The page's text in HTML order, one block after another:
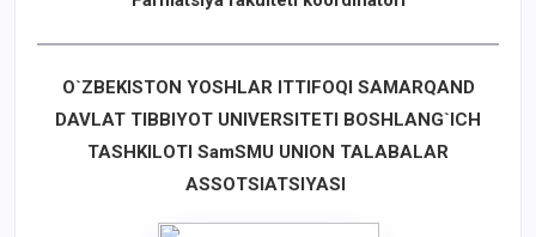
O`ZBEKISTON YOSHLAR ITTIFOQI SAMARQAND
DAVLAT TIBBIYOT UNIVERSITETI BOSHLANG`ICH
TASHKILOTI SamSMU UNION TALABALAR
ASSOTSIATSIYASI